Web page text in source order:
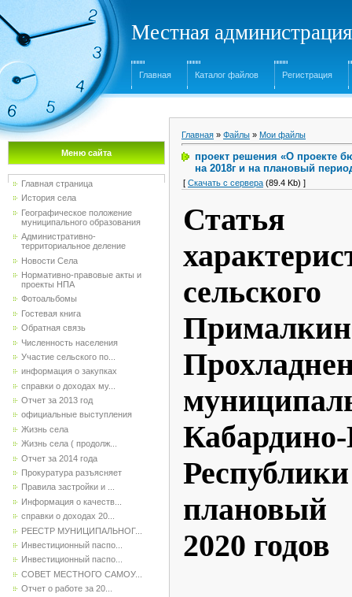
Местная
Главная Каталог файлов Регистрация
Меню сайта
Главная страница
История села
Географическое положение
муниципального образования
Административно-
территориальное деление
Новости Села
Нормативно-правовые акты и
проекты НПА
Фотоальбомы
Гостевая книга
Обратная связь
Численность населения
Участие сельского по...
информация о закупках
справки о доходах му...
Отчет за 2013 год
официальные выступления
Жизнь села
Жизнь села ( продолж...
Отчет за 2014 года
Прокуратура разъясняет
Правила застройки и ...
Информация о качеств...
справки о доходах 20...
РЕЕСТР МУНИЦИПАЛЬНОГ...
Инвестиционный паспо...
Инвестиционный паспо...
СОВЕТ МЕСТНОГО САМОУ...
Отчет о работе за 20...
Главная » Файлы » Мои файлы
проект решения «О проекте
на 2018г и на плановый период
[ Скачать с сервера (89.4 Kb) ]
Статья
плановый
2020 годов